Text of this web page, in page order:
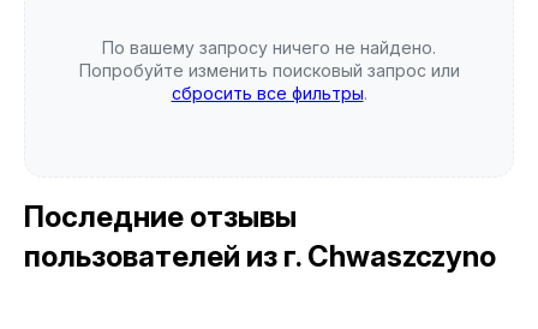
По вашему запросу ничего не найдено.
Попробуйте изменить поисковый запрос или
сбросить все фильтры.
Последние отзывы
пользователей из г. Chwaszczyno